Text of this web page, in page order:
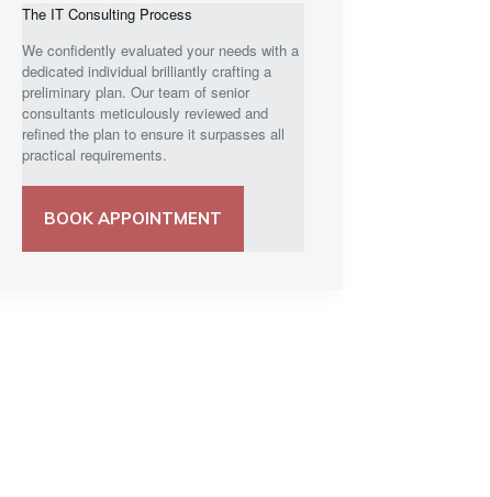
The IT Consulting Process
We confidently evaluated your needs with a
dedicated individual brilliantly crafting a
preliminary plan. Our team of senior
consultants meticulously reviewed and
refined the plan to ensure it surpasses all
practical requirements.
BOOK APPOINTMENT